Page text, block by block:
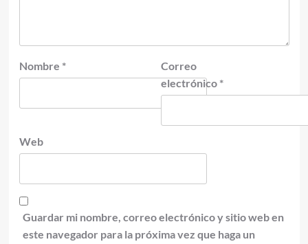
Nombre *
Correo
electrónico *
Web
Guardar mi nombre, correo electrónico y sitio web en
este navegador para la próxima vez que haga un